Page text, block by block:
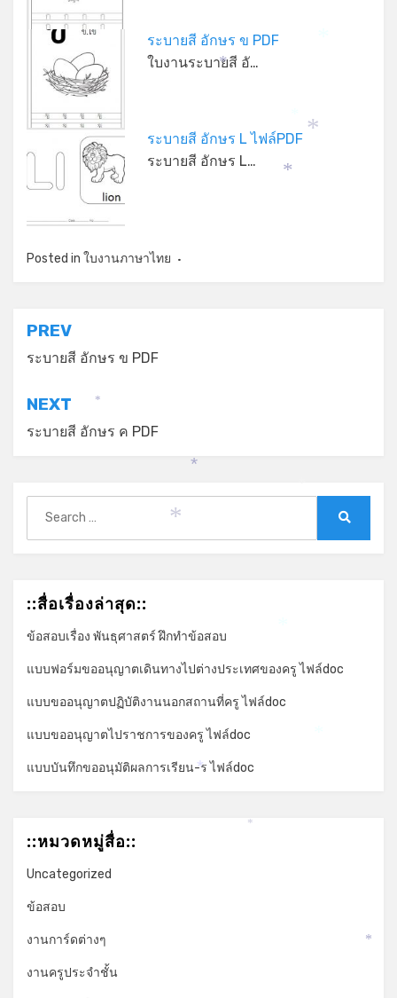
ระบายสี อักษร ข PDF
ใบงานระบายสี อั…
ระบายสี อักษร L ไฟล์PDF
ระบายสี อักษร L…
Posted in ใบงานภาษาไทย
แนะแนว
เรื่อง
PREV
ระบายสี อักษร ข PDF
NEXT
ระบายสี อักษร ค PDF
for:
::สื่อเรื่องล่าสุด::
ข้อสอบเรื่อง พันธุศาสตร์ ฝึกทำข้อสอบ
แบบฟอร์มขออนุญาตเดินทางไปต่างประเทศของครู ไฟล์doc
แบบขออนุญาตปฏิบัติงานนอกสถานที่ครู ไฟล์doc
แบบขออนุญาตไปราชการของครู ไฟล์doc
แบบบันทึกขออนุมัติผลการเรียน-ร ไฟล์doc
::หมวดหมู่สื่อ::
Uncategorized
ข้อสอบ
งานการ์ดต่างๆ
งานครูประจำชั้น
*
*